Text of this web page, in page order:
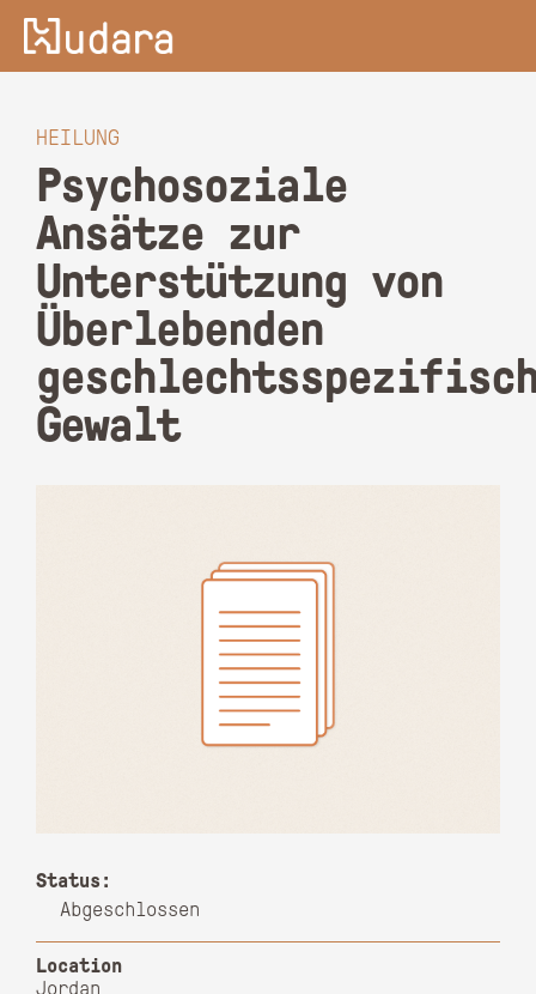
HEILUNG
Psychosoziale
Ansätze zur
Unterstützung von
Überlebenden
Gewalt
Status:
Abgeschlossen
Location
Jordan